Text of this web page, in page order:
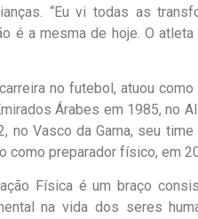
“Eu vi todas as
é a mesma de hoje. O
no futebol, atuou
Árabes em 1985, no
no Vasco da Gama, seu
como preparador físico, em
Física é um braço
na vida dos seres